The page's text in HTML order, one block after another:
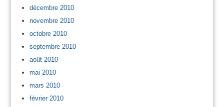
décembre 2010
novembre 2010
octobre 2010
septembre 2010
août 2010
mai 2010
mars 2010
février 2010